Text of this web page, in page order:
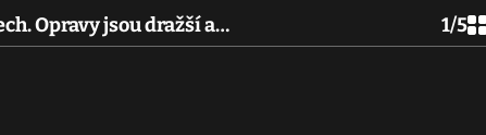
Opravy jsou dražší a… 1/5